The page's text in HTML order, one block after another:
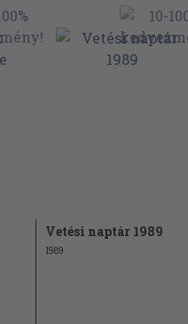
Vetési naptár 1989
1989